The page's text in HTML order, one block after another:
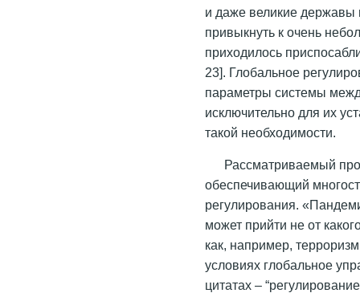
и даже великие
привыкнуть к очень
приходилось
23]. Глобальное
параметры системы
исключительно для их
такой необходимости.
Рассматриваемый
обеспечивающий
регулирования.
может прийти не от
как, например,
условиях глобальное
цитатах –